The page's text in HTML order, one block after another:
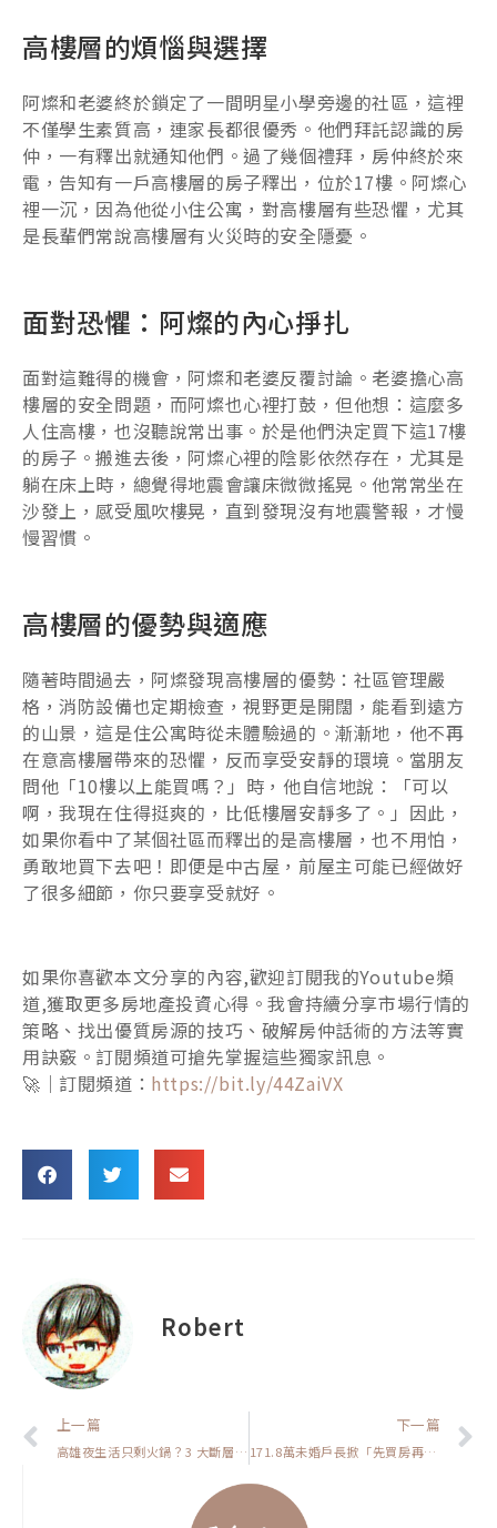
高樓層的煩惱與選擇
阿燦和老婆終於鎖定了一間明星小學旁邊的社區，這裡
不僅學生素質高，連家長都很優秀。他們拜託認識的房
仲，一有釋出就通知他們。過了幾個禮拜，房仲終於來
電，告知有一戶高樓層的房子釋出，位於17樓。阿燦心
裡一沉，因為他從小住公寓，對高樓層有些恐懼，尤其
是長輩們常說高樓層有火災時的安全隱憂。
面對恐懼：阿燦的內心掙扎
面對這難得的機會，阿燦和老婆反覆討論。老婆擔心高
樓層的安全問題，而阿燦也心裡打鼓，但他想：這麼多
人住高樓，也沒聽說常出事。於是他們決定買下這17樓
的房子。搬進去後，阿燦心裡的陰影依然存在，尤其是
躺在床上時，總覺得地震會讓床微微搖晃。他常常坐在
沙發上，感受風吹樓晃，直到發現沒有地震警報，才慢
慢習慣。
高樓層的優勢與適應
隨著時間過去，阿燦發現高樓層的優勢：社區管理嚴
格，消防設備也定期檢查，視野更是開闊，能看到遠方
的山景，這是住公寓時從未體驗過的。漸漸地，他不再
在意高樓層帶來的恐懼，反而享受安靜的環境。當朋友
問他「10樓以上能買嗎？」時，他自信地說：「可以
啊，我現在住得挺爽的，比低樓層安靜多了。」因此，
如果你看中了某個社區而釋出的是高樓層，也不用怕，
勇敢地買下去吧！即便是中古屋，前屋主可能已經做好
了很多細節，你只要享受就好。
如果你喜歡本文分享的內容,歡迎訂閱我的Youtube頻
道,獲取更多房地產投資心得。我會持續分享市場行情的
策略、找出優質房源的技巧、破解房仲話術的方法等實
用訣竅。訂閱頻道可搶先掌握這些獨家訊息。
🚀｜訂閱頻道： https://bit.ly/44ZaiVX
Robert
上一頁
上一篇
高雄夜生活只剩火鍋？3 大斷層＋3 項市府策略，白領能否救高雄夜經濟【高雄在地人閒聊】
下一篇
171.8萬未婚戶長掀「先買房再婚」潮？單身購屋 4 大動機全解析【我真的好想買房子】